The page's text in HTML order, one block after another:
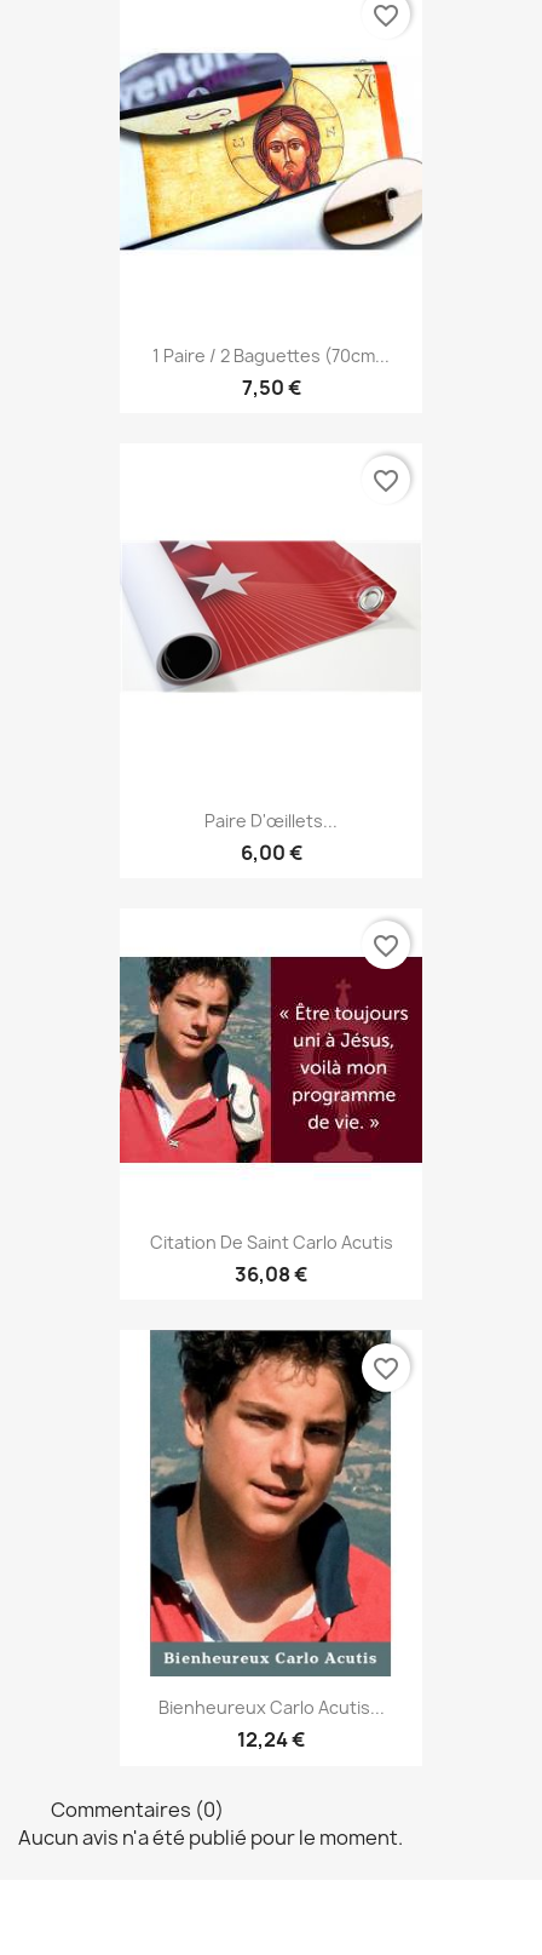
1 Paire / 2 Baguettes (70cm...
7,50 €
favorite_border
Paire D'œillets...
6,00 €
favorite_border
Citation De Saint Carlo Acutis
36,08 €
favorite_border
Bienheureux Carlo Acutis...
12,24 €
favorite_border
Commentaires (0)
Aucun avis n'a été publié pour le moment.